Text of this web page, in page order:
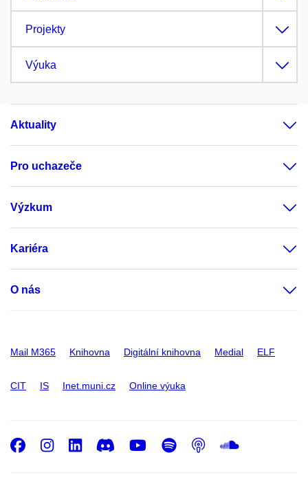
Projekty
Výuka
Aktuality
Pro uchazeče
Výzkum
Kariéra
O nás
Mail M365 Knihovna Digitální knihovna Medial ELF
CIT IS Inet.muni.cz Online výuka
Facebook
Instagram
LinkedIn
DiscordYoutube
Spotify
Podcast